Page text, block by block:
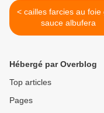
< cailles farcies au foie gras
sauce albufera
Hébergé par Overblog
Top articles
Pages